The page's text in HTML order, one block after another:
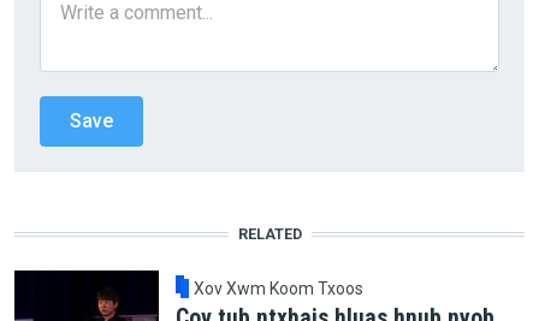
RELATED
Xov Xwm Koom Txoos